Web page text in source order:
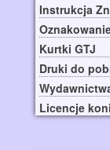
Instrukcja
Kurtki GTJ
Druki do
Licencje koni